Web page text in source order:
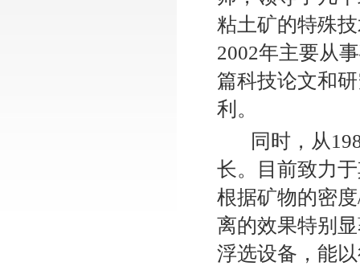
粘土矿的特殊
2002年主要从
篇科技论文和
利。
同时，从
长。目前致力
根据矿物的密
离的效果特别
浮选设备，能